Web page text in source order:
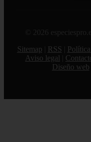
© 2026
Sitemap
RSS
Aviso legal
Diseño web